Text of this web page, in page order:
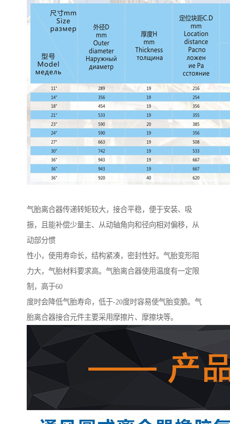
气胎离合器传递转矩较大，接合平稳，便于安装、吸
振，且能补偿少量主、从动轴角向和径向相对偏移，从
动部分惯
性小，使用寿命长，结构紧凑，密封性好。气胎变形阻
力大，气胎材料要求高。气胎离合器使用温度有一定限
制，高于60
度时会降低气胎寿命，低于-20度时容易使气胎变脆。气
胎离合器接合元件主要采用摩擦片、摩擦块等。